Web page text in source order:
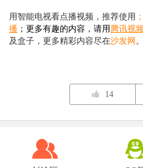
用智能电视看点播视频，推荐使用 ；
播 ；更多有趣的内容，请用 腾讯视
及盒子，更多精彩内容尽在沙发网 。
14